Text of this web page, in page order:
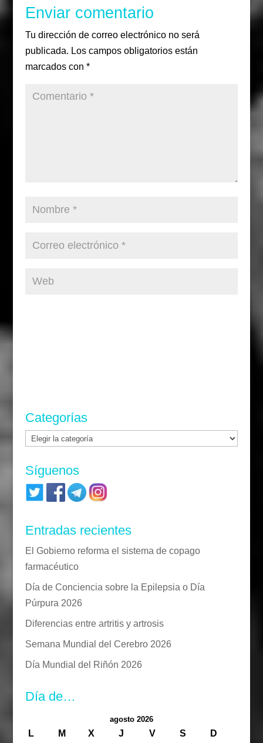
Enviar comentario
Tu dirección de correo electrónico no será
publicada. Los campos obligatorios están
marcados con *
Categorías
Categorías
Síguenos
Entradas recientes
El Gobierno reforma el sistema de copago
farmacéutico
Día de Conciencia sobre la Epilepsia o Día
Púrpura 2026
Diferencias entre artritis y artrosis
Semana Mundial del Cerebro 2026
Día Mundial del Riñón 2026
Día de…
agosto 2026
L M X J V S
D